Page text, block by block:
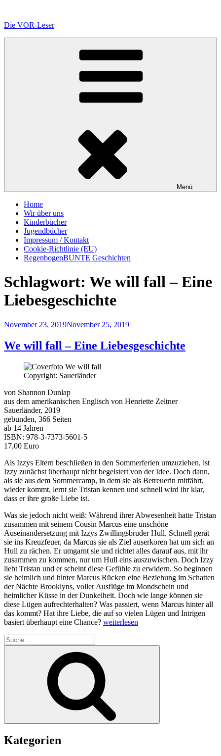
springen
Die VOR-Leser
Menü
Home
Wir über uns
Kinderbücher
Jugendbücher
Impressum / Kontakt
Cookie-Richtlinie (EU)
RegenbogenBUNTE Geschichten
Schlagwort: We will fall – Eine
Liebesgeschichte
Veröffentlicht
November 23, 2019November 25, 2019
We will fall – Eine Liebesgeschichte
Copyright: Sauerländer
von Shannon Dunlap
aus dem amerikanischen Englisch von Henriette Zeltner
Sauerländer, 2019
gebunden, 366 Seiten
ab 14 Jahren
ISBN: 978-3-7373-5601-5
17,00 Euro
Als Izzys Eltern beschließen in den Sommerferien umzuziehen, ist
Izzy zunächst überhaupt nicht begeistert von der Idee. Doch dann,
als sie aus dem Sommercamp, in dem sie als Betreuerin mitfährt,
wieder kommt, lernt sie Tristan kennen und schnell wird ihr klar,
dass er ihre große Liebe ist.
Was sie jedoch nicht weiß: Während ihrer Abwesenheit hatte Tristan
zusammen mit seinem Cousin Marcus eine unschöne
Auseinandersetzung mit Izzys Zwillingsbruder Hull. Schnell gerät
sie ins Kreuzfeuer, da Marcus sie als Ziel auserkoren hat um sich an
Hull zu rächen. Er umgarnt sie und richtet alles darauf aus, mit ihr
zusammen zu kommen, nur um Hull eins auszuwischen. Doch Izzy
liebt Tristan und er scheint diese Gefühle zu erwidern. So beginnen
sie heimlich und hinter Marcus Rücken eine Beziehung im Schatten
der Nächte Brooklyns, voller Ausflüge im Mondschein und
heimlicher Küsse in der Dunkelheit. Doch wie lange können sie
diese Lügen aufrechterhalten? Was passiert, wenn Marcus hinter all
das kommt? Hat ihre Liebe, die auf so vielen Lügen und Intrigen
basiert überhaupt eine Chance? „We
–
weiterlesen
Suche
nach:
Kategorien